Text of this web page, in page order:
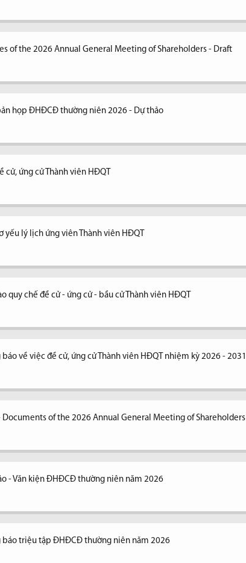
of the 2026 Annual General Meeting of Shareholders - Draft
họp ĐHĐCĐ thường niên 2026 - Dự thảo
cử, ứng cử Thành viên HĐQT
yếu lý lịch ứng viên Thành viên HĐQT
quy chế đề cử - ứng cử - bầu cử Thành viên HĐQT
báo về việc đề cử, ứng cử Thành viên HĐQT nhiệm kỳ 2026 - 2031
Documents of the 2026 Annual General Meeting of Shareholders
- Văn kiện ĐHĐCĐ thường niên năm 2026
báo triệu tập ĐHĐCĐ thường niên năm 2026